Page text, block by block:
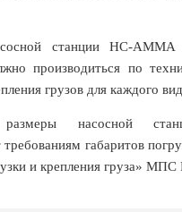
станции НС-АММА
производиться по
грузов для каждого
размеры насосной
требованиям габаритов
и крепления груза» МПС